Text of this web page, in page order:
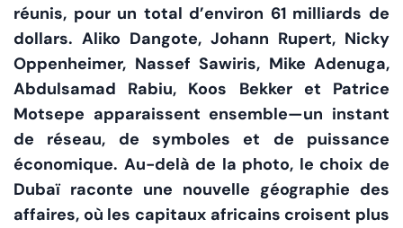
réunis, pour un total d’environ 61 milliards de
dollars. Aliko Dangote, Johann Rupert, Nicky
Oppenheimer, Nassef Sawiris, Mike Adenuga,
Abdulsamad Rabiu, Koos Bekker et Patrice
Motsepe apparaissent ensemble—un instant
de réseau, de symboles et de puissance
économique. Au-delà de la photo, le choix de
Dubaï raconte une nouvelle géographie des
affaires, où les capitaux africains croisent plus